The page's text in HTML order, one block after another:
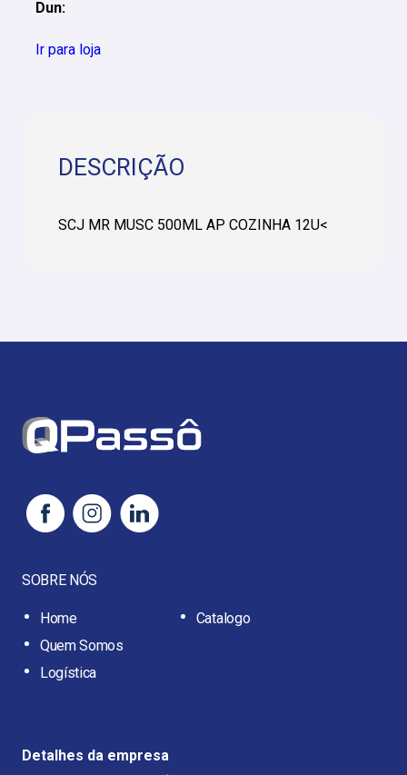
Dun:
Ir para loja
DESCRIÇÃO
SCJ MR MUSC 500ML AP COZINHA 12U<
SOBRE NÓS
Home
Quem Somos
Logística
Catalogo
Detalhes da empresa